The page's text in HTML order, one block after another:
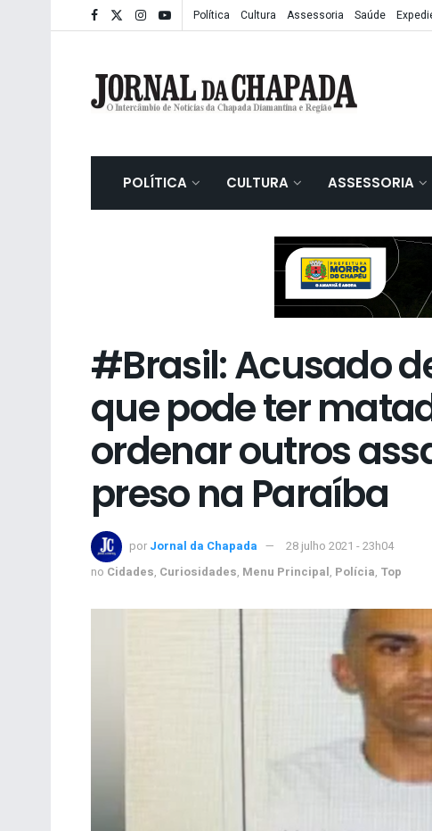
Política Cultura Assessoria Saúde
POLÍTICA CULTURA ASSESSORIA
#Brasil: Acusado
que pode ter
ordenar outros
preso na Paraíba
por Jornal da Chapada
28 julho 2021 - 23h04
no Cidades, Curiosidades, Menu Principal, Polícia, Top